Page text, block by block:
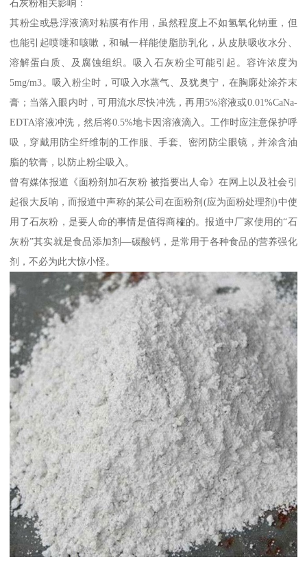
石灰粉相关影响：
其粉尘或悬浮液滴对粘膜有作用，虽然程度上不如氢氧化钠重，但
也能引起喷嚏和咳嗽，和碱一样能使脂肪乳化，从皮肤吸收水分、
溶解蛋白质、及腐蚀组织。吸入石灰粉尘可能引起。容许浓度为
5mg/m3。吸入粉尘时，可吸入水蒸气、及犹奥宁，在胸廓处涂芥末
膏；当落入眼内时，可用流水尽快冲洗，再用5%溶液或0.01%CaNa-
EDTA溶液冲洗，然后将0.5%地卡因溶液滴入。工作时应注意保护呼
吸，穿戴用防尘纤维制的工作服、手套、密闭防尘眼镜，并涂含油
脂的软膏，以防止粉尘吸入。
曾有媒体报道《面粉剂加石灰粉 被指要出人命》在网上以及社会引
起很大反响，而报道中声称的某公司在面粉剂(应为面粉处理剂)中使
用了石灰粉，是要人命的事情是值得商榷的。报道中厂家使用的“石
灰粉”其实就是食品添加剂—碳酸钙，是常用于各种食品的营养强化
剂，不必为此大惊小怪。